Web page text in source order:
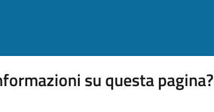
su questa pagina?